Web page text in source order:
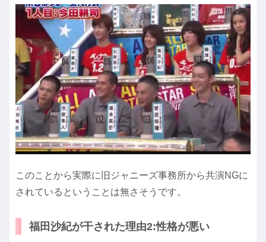
このことから実際に旧ジャニーズ事務所から共演NGに
されているということは無さそうです。
福田沙紀が干された理由2:性格が悪い